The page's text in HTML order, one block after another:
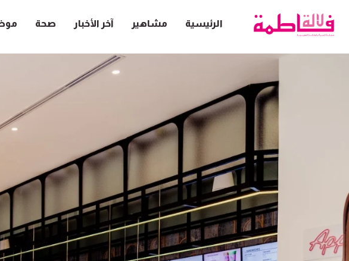
الرئيسية مشاهير آخر الأخبار صحة